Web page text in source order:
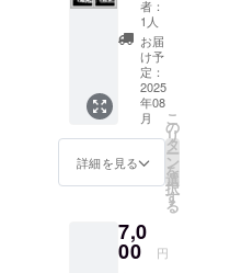
込み
（メー
ル便 ）
イン入
りポス
トカー
ド（出
展作品
と作品
の元に
なった
動物写
真の2枚
ザラ
シ・ト
ラ）4枚
者：
1人
お届
け予
定：
2025
年08
月
詳細を見る
こ
の
リ
タ
ー
ン
を
選
択
す
る
7,0
00 円